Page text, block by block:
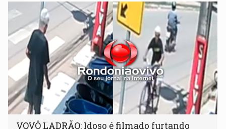
VOVÔ LADRÃO: Idoso é filmado furtando